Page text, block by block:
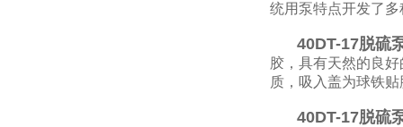
统用泵特点开发了
40DT-17脱硫
胶，具有天然的良
质，吸入盖为球铁贴
40DT-17脱硫